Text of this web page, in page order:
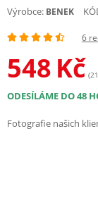
Výrobce: BENEK
6
548 Kč
ODESÍLÁME DO 48
Fotografie našich